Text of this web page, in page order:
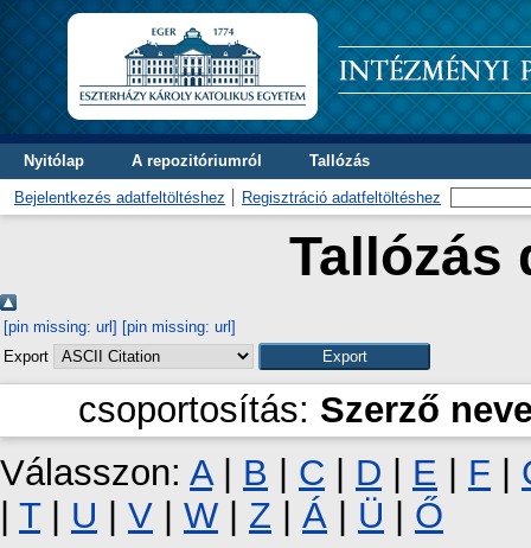
Nyitólap A repozitóriumról Tallózás
Bejelentkezés adatfeltöltéshez Regisztráció adatfeltöltéshez
Tallózás
[pin missing: url] [pin missing: url]
Export
csoportosítás: Szerző
Válasszon: A| B C D E F
T| U V W Z Á Ü
Ő